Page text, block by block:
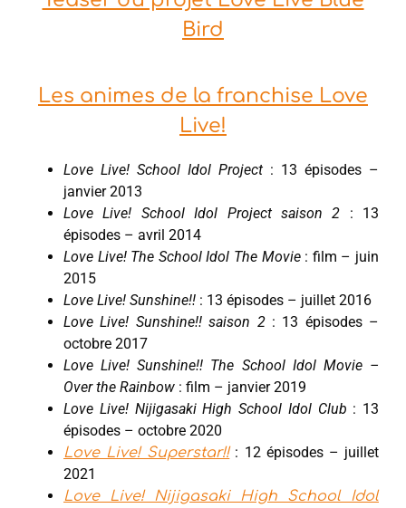
Bird
Les animes de la franchise Love
Live!
Love Live! School Idol Project : 13 épisodes –
janvier 2013
Love Live! School Idol Project saison 2 : 13
épisodes – avril 2014
Love Live! The School Idol The Movie: film – juin
2015
Love Live! Sunshine!! : 13 épisodes – juillet 2016
Love Live! Sunshine!! saison 2: 13 épisodes –
octobre 2017
Love Live! Sunshine!! The School Idol Movie –
Over the Rainbow : film – janvier 2019
Love Live! Nijigasaki High School Idol Club : 13
épisodes – octobre 2020
Love Live! Superstar!!: 12 épisodes – juillet
2021
Love Live! Nijigasaki High School Idol